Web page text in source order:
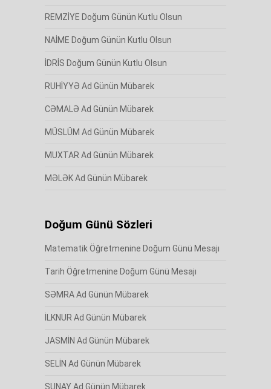
REMZİYE Doğum Günün Kutlu Olsun
NAİME Doğum Günün Kutlu Olsun
İDRİS Doğum Günün Kutlu Olsun
RUHİYYƏ Ad Günün Mübarek
CƏMALƏ Ad Günün Mübarek
MÜSLÜM Ad Günün Mübarek
MUXTAR Ad Günün Mübarek
MƏLƏK Ad Günün Mübarek
Doğum Günü Sözleri
Matematik Öğretmenine Doğum Günü Mesajı
Tarih Öğretmenine Doğum Günü Mesajı
SƏMRA Ad Günün Mübarek
İLKNUR Ad Günün Mübarek
JASMİN Ad Günün Mübarek
SELİN Ad Günün Mübarek
SUNAY Ad Günün Mübarek